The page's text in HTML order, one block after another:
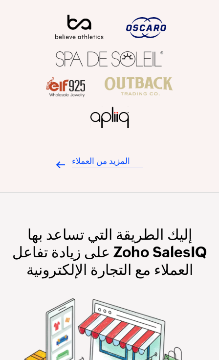
المزيد من العملاء
إليك الطريقة التي تساعد بها
Zoho SalesIQ على زيادة تفاعل
العملاء مع التجارة الإلكترونية